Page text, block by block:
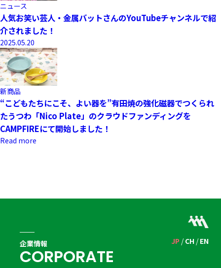
ニュース
人気お笑い芸人・金属バットさんのYouTubeチャンネルで紹
介されました！
2025.05.20
新商品
“こどもたちにこそ、よい器を”有田焼の強化磁器でつくられ
たうつわ「Nico Plate」のクラウドファンディングを
CAMPFIREにて開始しました！
Read more
JP CH EN
企業情報
CORPORATE